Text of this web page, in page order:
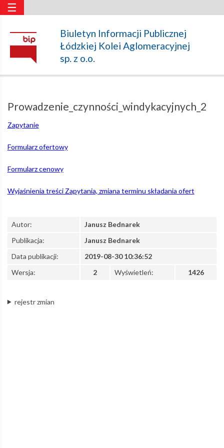
–
Kolej
Aglomeracyjna
Biuletyn Informacji Publicznej
Łódzkiej Kolei Aglomeracyjnej
sp. z o.o.
☰
Prowadzenie_czynności_windykacyjnych_2
Zapytanie
Formularz ofertowy
Formularz cenowy
Wyjaśnienia treści Zapytania, zmiana terminu składania ofert
Autor: Janusz Bednarek
Wersja: 2 Wyświetleń: 1426
Publikacja:
Janusz Bednarek
Data publikacji:
2019-08-30 10:36:52
rejestr zmian